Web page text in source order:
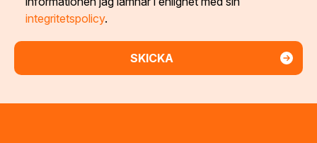
integritetspolicy.